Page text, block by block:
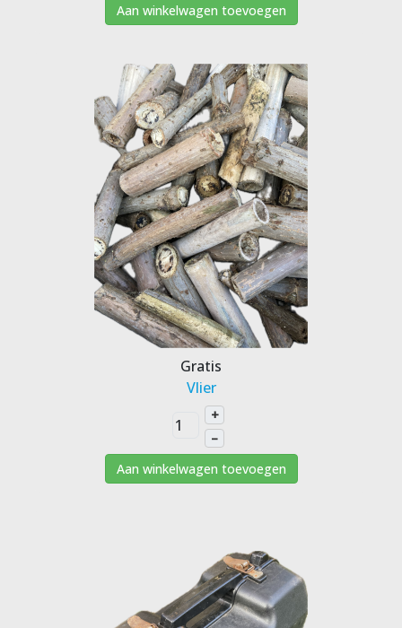
Aan winkelwagen toevoegen
Gratis
Vlier
+
–
Aan winkelwagen toevoegen